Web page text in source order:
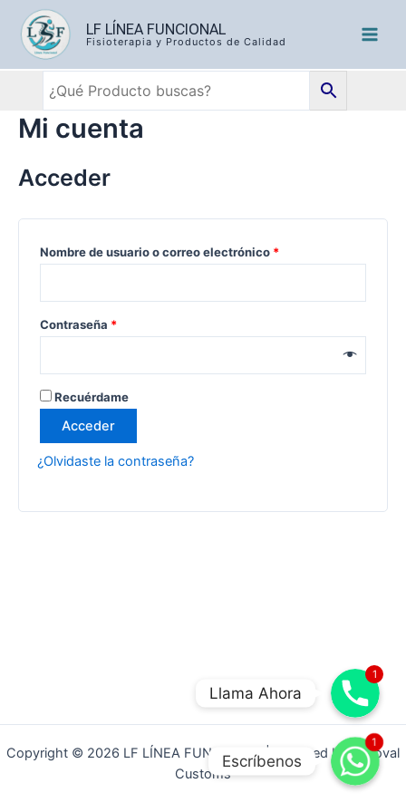
LF LÍNEA FUNCIONAL
Fisioterapia y Productos de Calidad
Mi cuenta
Acceder
Nombre de usuario o correo electrónico *
Contraseña *
Recuérdame
Acceder
¿Olvidaste la contraseña?
Copyright © 2026 LF LÍNEA FUNCIONAL | Powered by Yenoval
Customs
WhatsApp
1
Escríbenos
1
Llama Ahora